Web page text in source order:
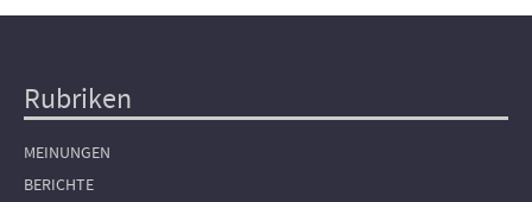
Hauptnavigation
Rubriken
MEINUNGEN
BERICHTE